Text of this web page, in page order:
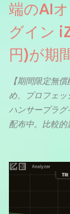
端のAI
グイン
円)が期
【期間限定無
め、プロフェ
ハンサープラグ
配布中。比較